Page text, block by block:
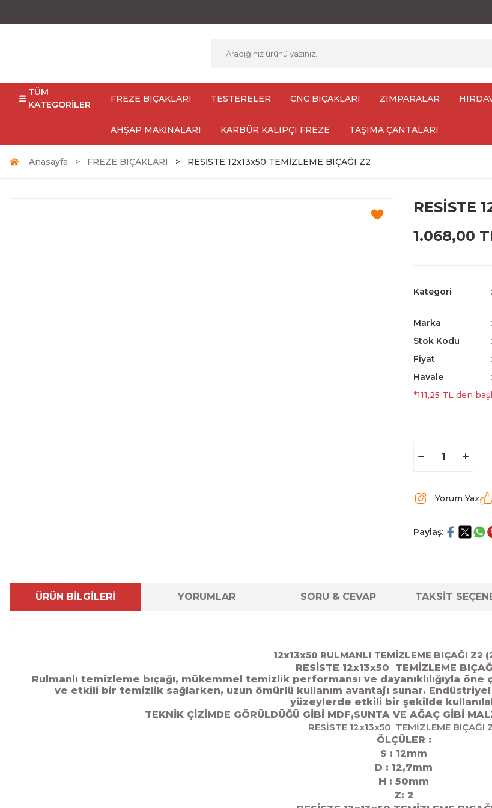
TÜM
KATEGORİLER
FREZE BIÇAKLARI TESTERELER CNC BIÇAKLARI ZIMPARALAR
AHŞAP MAKİNALARI KARBÜR KALIPÇI FREZE TAŞIMA ÇANTALARI
Anasayfa FREZE BIÇAKLARI RESİSTE 12x13x50 TEMİZLEME BIÇAĞI Z2
RESİSTE
1.068,00
Kategori
Marka
Stok Kodu
Fiyat
Havale
*111,25 TL den
Yorum Yaz
Paylaş:
ÜRÜN BİLGİLERİ YORUMLAR SORU & CEVAP TAKSİT
12x13x50 RULMANLI TEMİZLEME BIÇAĞI Z2
RESİSTE 12x13x50 TEMİZLEME
Rulmanlı temizleme bıçağı, mükemmel temizlik performansı ve dayanıklılığıyla öne
ve etkili bir temizlik sağlarken, uzun ömürlü kullanım avantajı sunar.
yüzeylerde etkili bir şekilde
TEKNİK ÇİZİMDE GÖRÜLDÜĞÜ GİBİ MDF,SUNTA VE AĞAÇ GİBİ
RESİSTE 12x13x50 TEMİZLEME BIÇAĞI
ÖLÇÜLER :
S : 12mm
D : 12,7mm
H : 50mm
Z: 2